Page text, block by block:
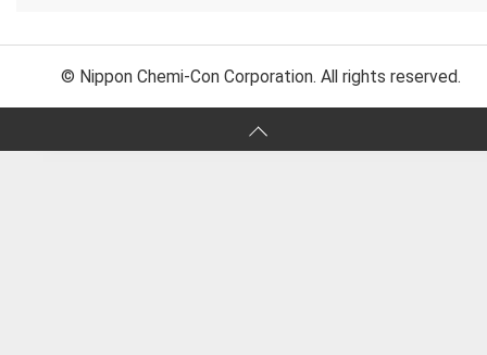
© Nippon Chemi-Con Corporation. All rights reserved.